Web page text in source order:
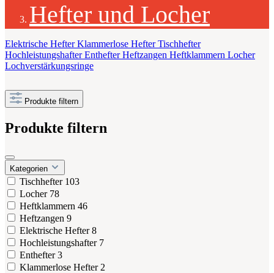
Hefter und Locher
Elektrische Hefter Klammerlose Hefter Tischhefter
Hochleistungshafter Enthefter Heftzangen Heftklammern Locher
Lochverstärkungsringe
Produkte filtern
Produkte filtern
Kategorien
Tischhefter 103
Locher 78
Heftklammern 46
Heftzangen 9
Elektrische Hefter8
Hochleistungshafter 7
Enthefter3
Klammerlose Hefter 2